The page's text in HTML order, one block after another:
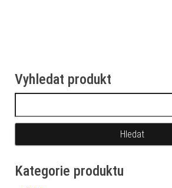
Vyhledat produkt
Kategorie produktu